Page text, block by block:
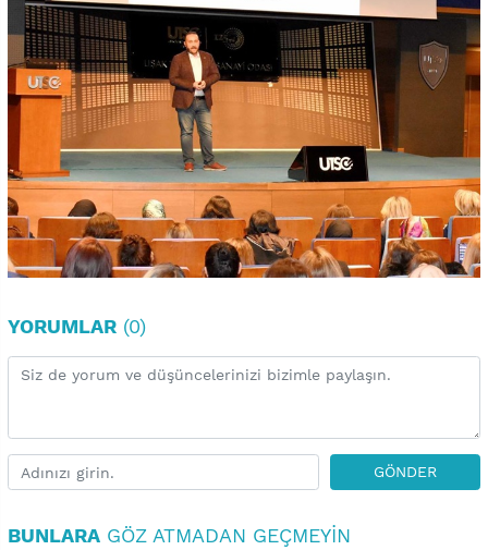
YORUMLAR (0)
GÖNDER
BUNLARA GÖZ ATMADAN GEÇMEYIN